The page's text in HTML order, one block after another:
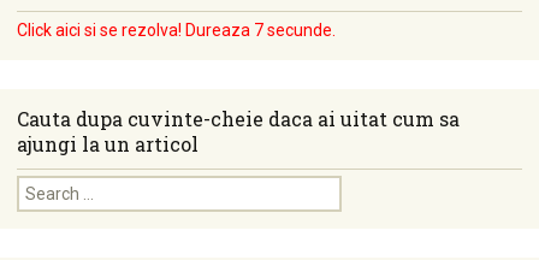
Click aici si se rezolva! Dureaza 7 secunde.
Cauta dupa cuvinte-cheie daca ai uitat cum sa
ajungi la un articol
Search for: